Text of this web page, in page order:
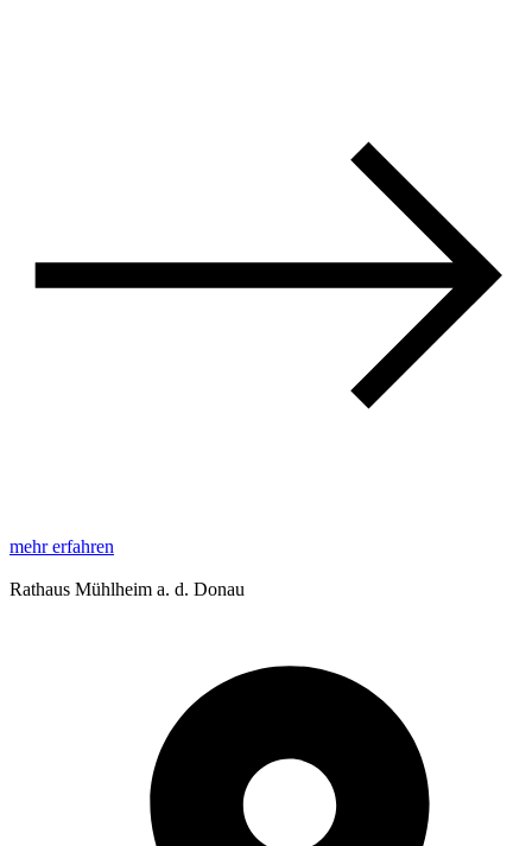
mehr erfahren
Rathaus Mühlheim a. d. Donau